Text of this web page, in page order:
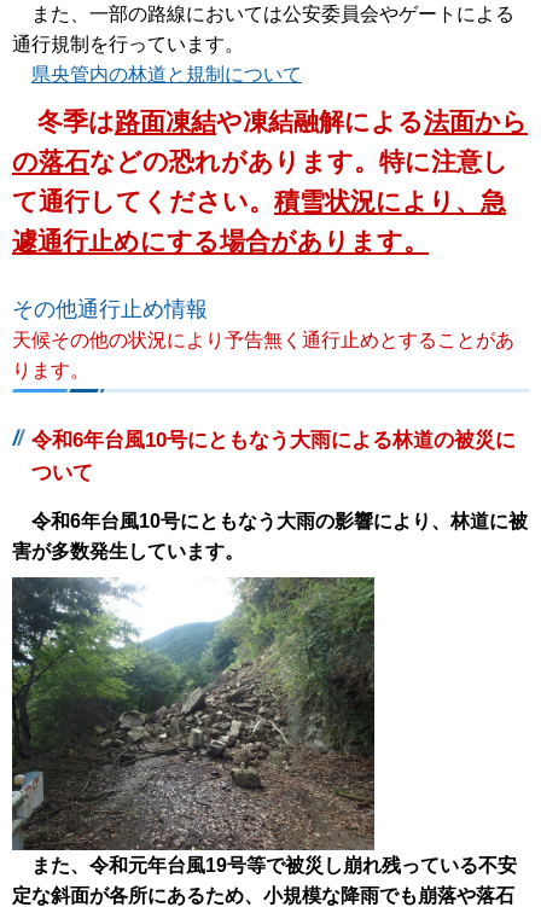
また、一部の路線においては公安委員会やゲートによる
通行規制を行っています。
県央管内の林道と規制について
冬季は路面凍結や凍結融解による法面から
の落石などの恐れがあります。特に注意し
て通行してください。 積雪状況により、急
遽通行止めにする場合があります。
その他通行止め情報
天候その他の状況により予告無く通行止めとすることがあ
ります。
令和6年台風10号にともなう大雨による林道の被災に
ついて
令和6年台風10号にともなう大雨の影響により、林道に被
害が多数発生しています。
また、令和元年台風19号等で被災し崩れ残っている不安
定な斜面が各所にあるため、小規模な降雨でも崩落や落石